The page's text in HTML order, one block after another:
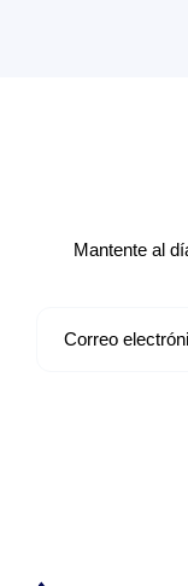
Mantente al